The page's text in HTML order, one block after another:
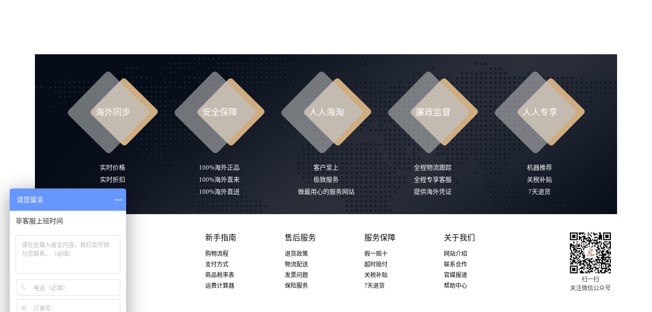
海外同步
实时价格
实时折扣
安全保障
100%海外正品
100%海外直来
100%海外直送
人人海淘
客户至上
极致服务
做最用心的服务网站
廉政监督
全程物流跟踪
全程专享客服
提供海外凭证
人人专享
机器推荐
关税补贴
7天退货
关注我们
新手指南
购物流程
支付方式
商品税率表
运费计算器
售后服务
退货政策
物流配送
发票问题
保险服务
服务保障
假一赔十
超时赔付
关税补贴
7天退货
关于我们
网站介绍
联系合作
官媒报道
帮助中心
扫一扫
关注微信公众号
请您留言
非客服上班时间